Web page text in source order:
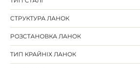
СТРУКТУРА ЛАНОК
РОЗСТАНОВКА ЛАНОК
ТИП КРАЙНІХ ЛАНОК